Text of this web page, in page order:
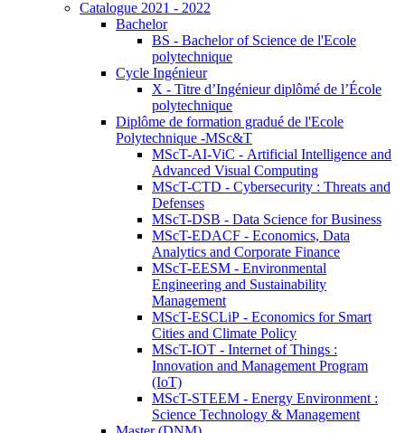
Catalogue 2021 - 2022
Bachelor
BS - Bachelor of Science de l'Ecole
polytechnique
Cycle Ingénieur
X - Titre d’Ingénieur diplômé de l’École
polytechnique
Diplôme de formation gradué de l'Ecole
Polytechnique -MSc&T
MScT-AI-ViC - Artificial Intelligence and
Advanced Visual Computing
MScT-CTD - Cybersecurity : Threats and
Defenses
MScT-DSB - Data Science for Business
MScT-EDACF - Economics, Data
Analytics and Corporate Finance
MScT-EESM - Environmental
Engineering and Sustainability
Management
MScT-ESCLiP - Economics for Smart
Cities and Climate Policy
MScT-IOT - Internet of Things :
Innovation and Management Program
(IoT)
MScT-STEEM - Energy Environment :
Science Technology & Management